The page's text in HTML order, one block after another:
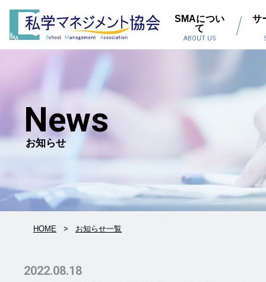
SMAについ
て
ABOUT US
サ
News
お知らせ
HOME お知らせ一覧
2022.08.18